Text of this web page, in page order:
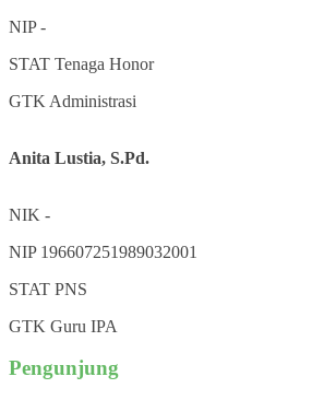
NIP-
STAT Tenaga Honor
GTK Administrasi
Anita Lustia, S.Pd.
NIK -
NIP 196607251989032001
STAT PNS
GTK Guru IPA
Pengunjung